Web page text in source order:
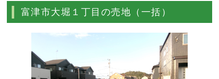
0
富津市大堀１丁目の売地（一括）